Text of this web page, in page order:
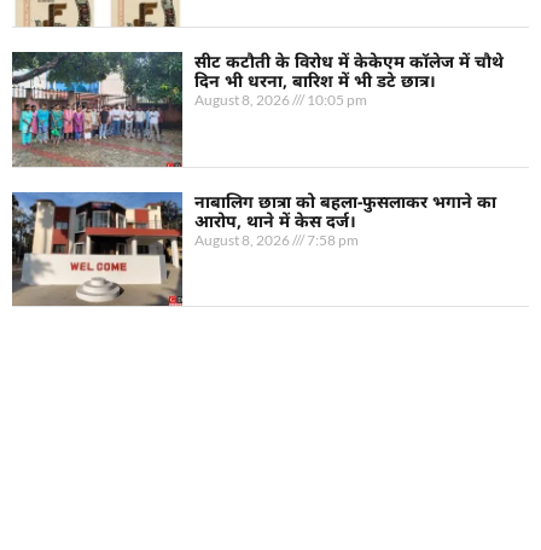
सीट कटौती के विरोध में केकेएम कॉलेज में चौथे
दिन भी धरना, बारिश में भी डटे छात्र।
August 8, 2026 10:05 pm
नाबालिग छात्रा को बहला-फुसलाकर भगाने का
आरोप, थाने में केस दर्ज।
August 8, 2026 7:58 pm